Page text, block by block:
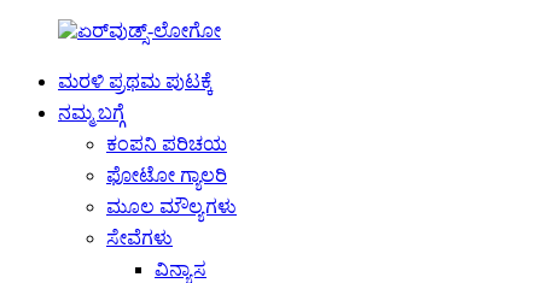
ಮರಳಿ ಪ್ರಥಮ ಪುಟಕ್ಕೆ
ನಮ್ಮ ಬಗ್ಗೆ
ಕಂಪನಿ ಪರಿಚಯ
ಫೋಟೋ ಗ್ಯಾಲರಿ
ಮೂಲ ಮೌಲ್ಯಗಳು
ಸೇವೆಗಳು
ವಿನ್ಯಾಸ